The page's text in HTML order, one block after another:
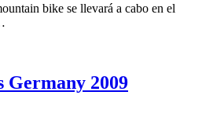
bike se llevará a cabo en el
2009